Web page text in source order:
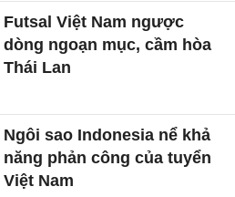
Futsal Việt Nam ngược
dòng ngoạn mục, cầm hòa
Thái Lan
Ngôi sao Indonesia nể khả
năng phản công của tuyển
Việt Nam